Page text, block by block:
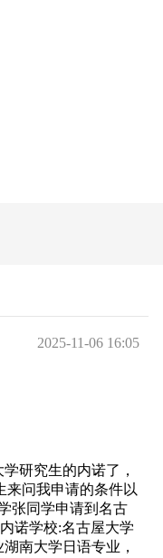
2025-11-06 16:05
研究生的内诺了，
来问我申请的条件以
张同学申请到名古
诺学校:名古屋大学
南大学日语专业，